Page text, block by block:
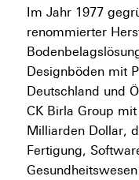
Im Jahr 1977
renommierter
Designböden mit
Deutschland und
CK Birla Group
Milliarden Dollar,
Fertigung,